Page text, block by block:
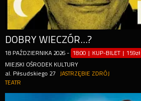
DOBRY WIECZÓR...?
18 PAŹDZIERNIKA 2026 - 18:00 | KUP-BILET |159zł
MIEJSKI OŚRODEK KULTURY
al. Piłsudskiego 27
JASTRZĘBIE ZDRÓJ
TEATR